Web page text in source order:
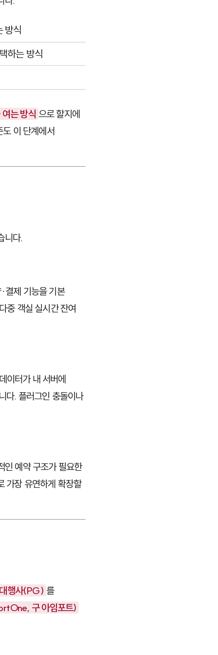
방식
하는 방식
는 방식 으로 할지에
이 단계에서
니다.
결제 기능을 기본
중 객실 실시간 잔여
이터가 내 서버에
다. 플러그인 충돌이나
인 예약 구조가 필요한
가장 유연하게 확장할
행사(PG) 를
구 아임포트)